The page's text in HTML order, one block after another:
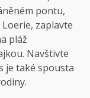
pontu,
zaplavte
pláž
Navštivte
je také spousta